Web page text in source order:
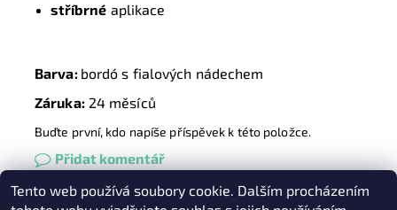
stříbrné aplikace
Barva: bordó s fialových nádechem
Záruka:24 měsíců
Buďte první, kdo napíše příspěvek k této položce.
Přidat komentář
Tento web používá soubory cookie. Dalším procházením